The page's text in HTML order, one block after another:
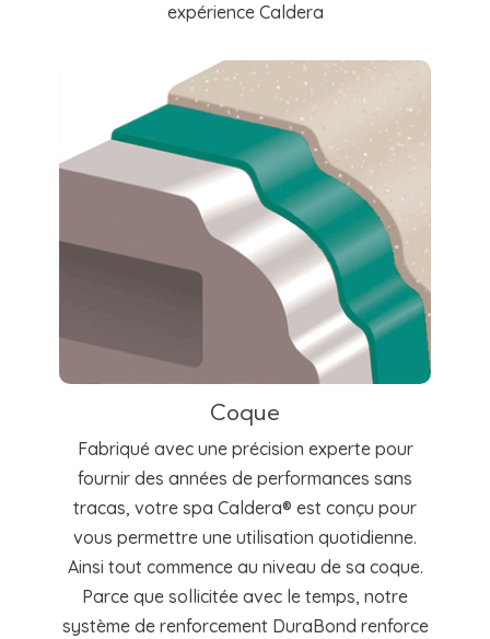
expérience Caldera
Coque
Fabriqué avec une précision experte pour
fournir des années de performances sans
tracas, votre spa Caldera® est conçu pour
vous permettre une utilisation quotidienne.
Ainsi tout commence au niveau de sa coque.
Parce que sollicitée avec le temps, notre
système de renforcement DuraBond renforce